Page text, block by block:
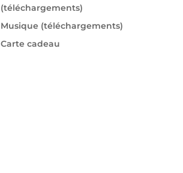
(téléchargements)
Musique (téléchargements)
Carte cadeau